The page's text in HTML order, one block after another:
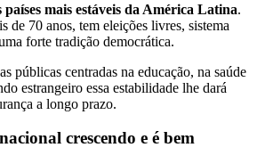
mais estáveis da América Latina.
de 70 anos, tem eleições livres, sistema
forte tradição democrática.
públicas centradas na educação, na saúde
estrangeiro essa estabilidade lhe dará
a longo prazo.
crescendo e é bem